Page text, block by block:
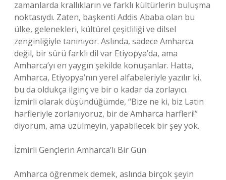
zamanlarda krallıkların ve farklı kültürlerin buluşma
noktasıydı. Zaten, başkenti Addis Ababa olan bu
ülke, gelenekleri, kültürel çeşitliliği ve dilsel
zenginliğiyle tanınıyor. Aslında, sadece Amharca
değil, bir sürü farklı dil var Etiyopya’da, ama
Amharca’yı en yaygın şekilde konuşanlar. Hatta,
Amharca, Etiyopya’nın yerel alfabeleriyle yazılır ki,
bu da oldukça ilginç ve bir o kadar da zorlayıcı.
İzmirli olarak düşündüğümde, “Bize ne ki, biz Latin
harfleriyle zorlanıyoruz, bir de Amharca harfleri!”
diyorum, ama üzülmeyin, yapabilecek bir şey yok.
İzmirli Gençlerin Amharca’lı Bir Gün
Amharca öğrenmek demek, aslında birçok şeyin